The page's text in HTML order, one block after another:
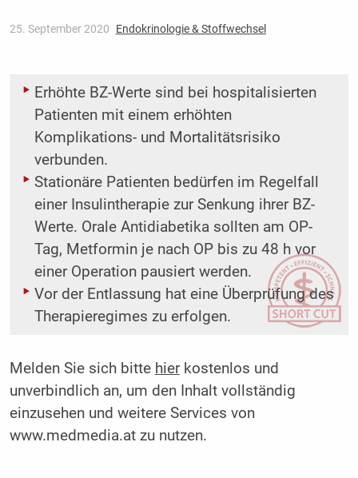
25. September 2020 Endokrinologie & Stoffwechsel
Erhöhte BZ-Werte sind bei hospitalisierten
Patienten mit einem erhöhten
Komplikations- und Mortalitätsrisiko
verbunden.
Stationäre Patienten bedürfen im Regelfall
einer Insulintherapie zur Senkung ihrer BZ-
Werte. Orale Antidiabetika sollten am OP-
Tag, Metformin je nach OP bis zu 48 h vor
einer Operation pausiert werden.
Vor der Entlassung hat eine Überprüfung des
Therapieregimes zu erfolgen.
Melden Sie sich bitte hierkostenlos und
unverbindlich an, um den Inhalt vollständig
einzusehen und weitere Services von
www.medmedia.at zu nutzen.